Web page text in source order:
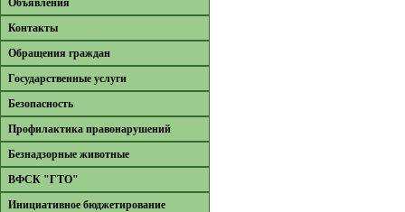
Объявления
Контакты
Обращения граждан
Государственные услуги
Безопасность
Профилактика правонарушений
Безнадзорные животные
ВФСК "ГТО"
Инициативное бюджетирование